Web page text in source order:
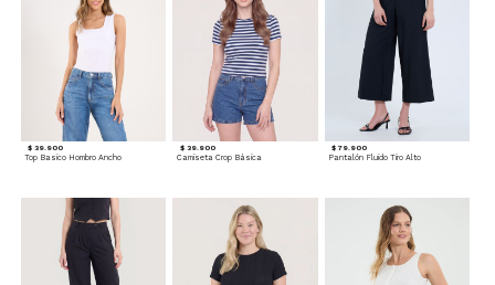
$ 39.900
Top Basico Hombro Ancho
$ 39.900
Camiseta Crop Básica
$ 79.900
Pantalón Fluido Tiro Alto